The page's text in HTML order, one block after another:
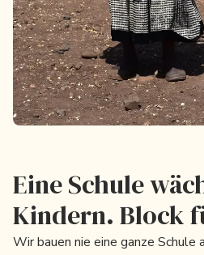
Eine Schule
Kindern. Block
Wir bauen nie eine ganze Schule